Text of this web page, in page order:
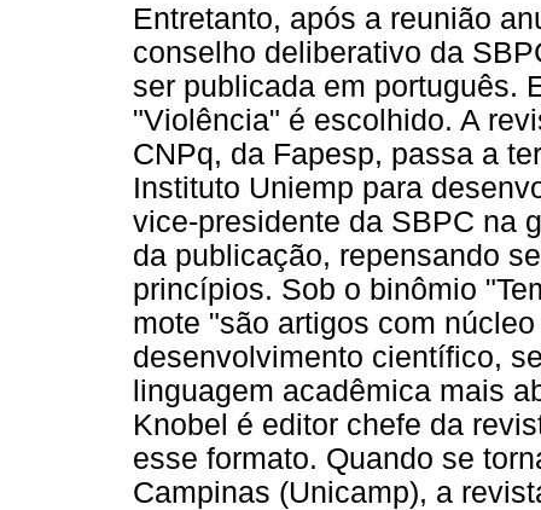
Entretanto, após a reunião
conselho deliberativo da
ser publicada em português.
"Violência" é escolhido. A
CNPq, da Fapesp, passa a
Instituto Uniemp para
vice-presidente da SBPC na
da publicação, repensando
princípios. Sob o binômio
mote "são artigos com
desenvolvimento científico,
linguagem acadêmica mais
Knobel é editor chefe da
esse formato. Quando se
Campinas (Unicamp), a